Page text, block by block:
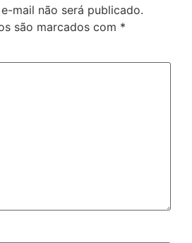
mail não será publicado.
são marcados com *